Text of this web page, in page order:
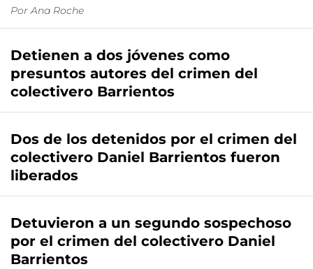
Por Ana Roche
Detienen a dos jóvenes como
presuntos autores del crimen del
colectivero Barrientos
Dos de los detenidos por el crimen del
colectivero Daniel Barrientos fueron
liberados
Detuvieron a un segundo sospechoso
por el crimen del colectivero Daniel
Barrientos